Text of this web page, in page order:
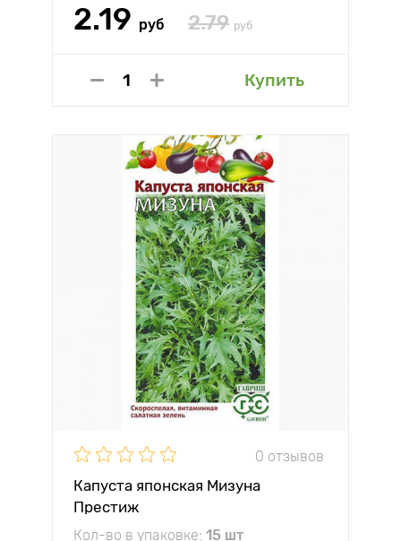
2.19 руб 2.79 руб
Купить
0 отзывов
Капуста японская Мизуна
Престиж
Кол-во в упаковке: 15 шт